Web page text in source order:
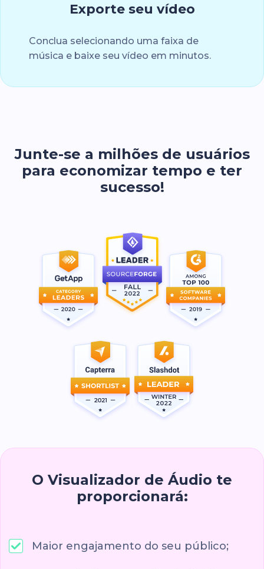
Exporte seu vídeo
Conclua selecionando uma faixa de
música e baixe seu vídeo em minutos.
Junte-se a milhões de usuários
para economizar tempo e ter
sucesso!
O Visualizador de Áudio te
proporcionará:
Maior engajamento do seu público;